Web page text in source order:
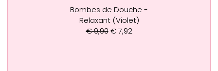
Bombes de Douche -
Relaxant (Violet)
€9,90 €7,92